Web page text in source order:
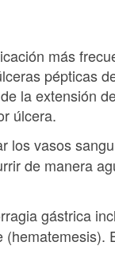
más
pépticas
la extensión
úlcera.
los vasos
de manera
gástrica